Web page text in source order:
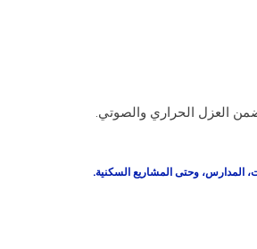
العزل الحراري والصوتي.
المدارس، وحتى المشاريع السكنية.